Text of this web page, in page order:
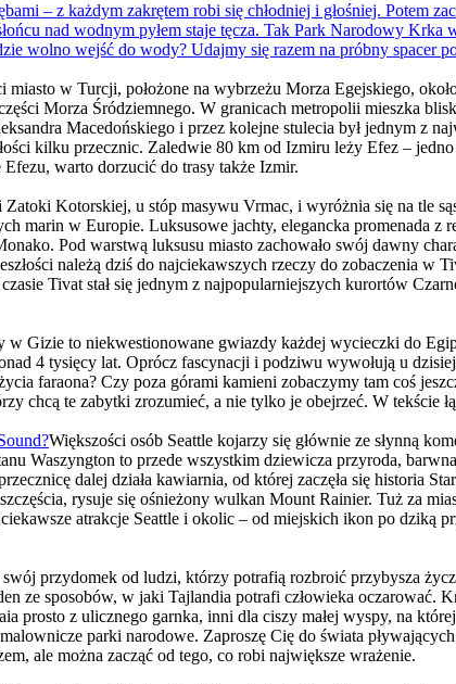
– z każdym zakrętem robi się chłodniej i głośniej. Potem
nad wodnym pyłem staje tęcza. Tak Park Narodowy
wolno wejść do wody? Udajmy się razem na próbny spacer
w Turcji, położone na wybrzeżu Morza Egejskiego,
Morza Śródziemnego. W granicach metropolii mieszka
Macedońskiego i przez kolejne stulecia był jednym z
kilku przecznic. Zaledwie 80 km od Izmiru leży Efez –
warto dorzucić do trasy także Izmir.
Kotorskiej, u stóp masywu Vrmac, i wyróżnia się na tle
marin w Europie. Luksusowe jachty, elegancka promenada z
Pod warstwą luksusu miasto zachowało swój dawny
należą dziś do najciekawszych rzeczy do zobaczenia w
Tivat stał się jednym z najpopularniejszych kurortów
w Gizie to niekwestionowane gwiazdy każdej wycieczki do
4 tysięcy lat. Oprócz fascynacji i podziwu wywołują u
faraona? Czy poza górami kamieni zobaczymy tam coś
chcą te zabytki zrozumieć, a nie tylko je obejrzeć. W tekście
Większości osób Seattle kojarzy się głównie ze słynną
Waszyngton to przede wszystkim dziewicza przyroda,
dalej działa kawiarnia, od której zaczęła się historia
rysuje się ośnieżony wulkan Mount Rainier. Tuż za
atrakcje Seattle i okolic – od miejskich ikon po dziką
przydomek od ludzi, którzy potrafią rozbroić przybysza
ze sposobów, w jaki Tajlandia potrafi człowieka oczarować.
prosto z ulicznego garnka, inni dla ciszy małej wyspy, na
parki narodowe. Zaproszę Cię do świata
ale można zacząć od tego, co robi największe wrażenie.